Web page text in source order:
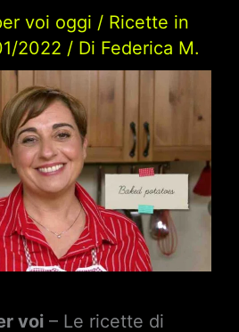
voi oggi / Ricette in
2022 / Di Federica M.
voi– Le ricette di